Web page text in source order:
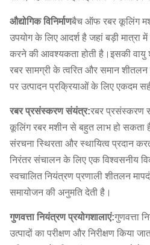
औद्योगिक विनिर्माणबैच ऑफ रबर कूलिंग
उपयोग के लिए आदर्श है जहां बड़ी मात्रा
करने की आवश्यकता होती है।इसकी वायु
रबर सामग्री के त्वरित और समान
पर उत्पादन प्रक्रियाओं के लिए एकदम
रबर प्रसंस्करण संयंत्र:रबर प्रसंस्करण
कूलिंग रबर मशीन से बहुत लाभ हो
संरचना स्थिरता और स्थायित्व प्रदान
निरंतर संचालन के लिए एक विश्वसनीय
स्वचालित नियंत्रण प्रणाली शीतलन
समायोजन की अनुमति देती है।
गुणवत्ता नियंत्रण प्रयोगशालाएं:गुणवत्ता
उत्पादों का परीक्षण और निरीक्षण किया